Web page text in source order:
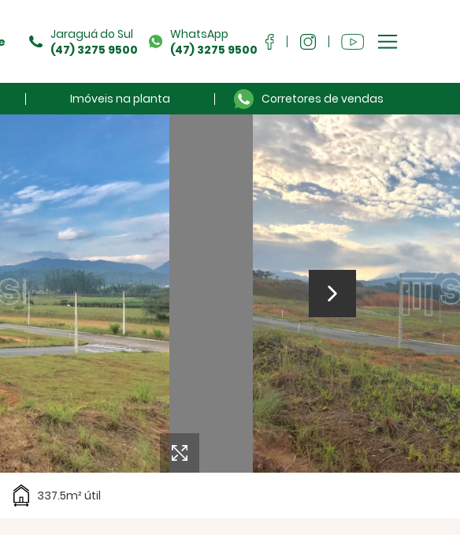
Jaraguá do Sul
(47) 3275 9500
WhatsApp
(47) 3275 9500
Sou Cliente
Anuncie seu imóvel
Sobre a Séculus
Contato
Imóveis na planta Corretores de vendas
337.5m² útil